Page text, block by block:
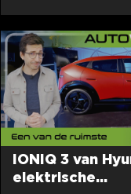
IONIQ 3 van
elektrische...